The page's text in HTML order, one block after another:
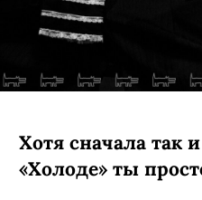
Хотя сначала так
«Холоде» ты